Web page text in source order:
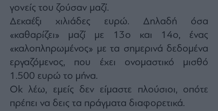
γονείς του ζούσαν μαζί.
Δεκαέξι χιλιάδες ευρώ. Δηλαδή όσα
«καθαρίζει» μαζί με 13ο και 14ο, ένας
«καλοπληρωμένος» με τα σημερινά δεδομένα
εργαζόμενος, που έχει ονομαστικό μισθό
1.500 ευρώ το μήνα.
Ok λέω, εμείς δεν είμαστε πλούσιοι, οπότε
πρέπει να δεις τα πράγματα διαφορετικά.